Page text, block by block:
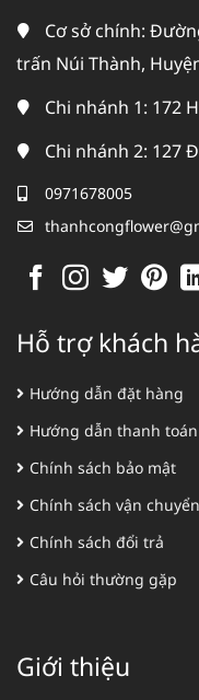
Cơ sở chính:
trấn Núi Thành,
Chi nhánh 1: 172
Chi nhánh 2: 127
0971678005
Hỗ trợ khách
Hướng dẫn đặt hàng
Hướng dẫn thanh toán
Chính sách bảo mật
Chính sách vận chuyển
Chính sách đổi trả
Câu hỏi thường gặp
Giới thiệu